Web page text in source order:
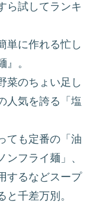
ら試してランキ
単に作れる忙し
。
菜のちょい足し
人気を誇る「塩
ても定番の「油
フライ麺」、
するなどスープ
千差万別。